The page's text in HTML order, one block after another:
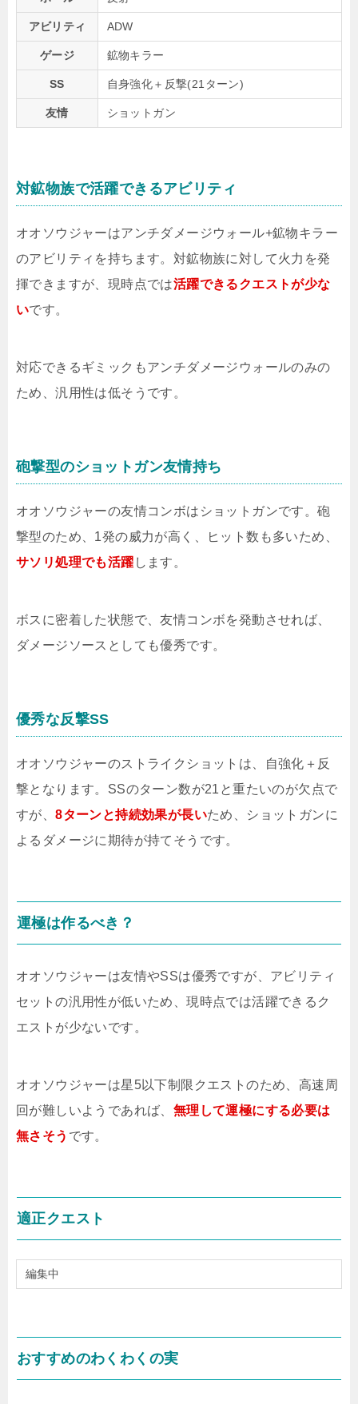
アビリティ ADW
ゲージ 鉱物キラー
SS 自身強化＋反撃(21ターン)
友情 ショットガン
対鉱物族で活躍できるアビリティ
オオソウジャーはアンチダメージウォール+鉱物キラー
のアビリティを持ちます。対鉱物族に対して火力を発
揮できますが、現時点では活躍できるクエストが少な
いです。
対応できるギミックもアンチダメージウォールのみの
ため、汎用性は低そうです。
砲撃型のショットガン友情持ち
オオソウジャーの友情コンボはショットガンです。砲
撃型のため、1発の威力が高く、ヒット数も多いため、
サソリ処理でも活躍 します。
ボスに密着した状態で、友情コンボを発動させれば、
ダメージソースとしても優秀です。
優秀な反撃SS
オオソウジャーのストライクショットは、自強化＋反
撃となります。SSのターン数が21と重たいのが欠点で
すが、8ターンと持続効果が長いため、ショットガンに
よるダメージに期待が持てそうです。
運極は作るべき？
オオソウジャーは友情やSSは優秀ですが、アビリティ
セットの汎用性が低いため、現時点では活躍できるク
エストが少ないです。
オオソウジャーは星5以下制限クエストのため、高速周
回が難しいようであれば、 無理して運極にする必要は
無さそう です。
適正クエスト
編集中
おすすめのわくわくの実